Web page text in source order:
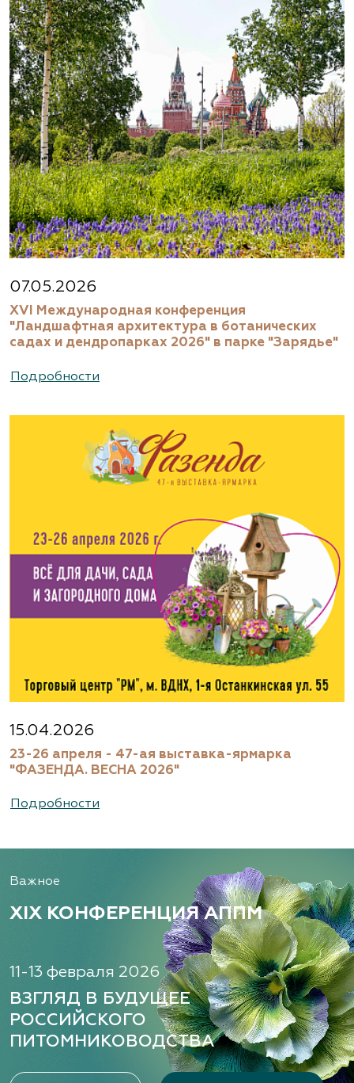
07.05.2026
XVI Международная конференция
"Ландшафтная архитектура в ботанических
садах и дендропарках 2026" в парке "Зарядье"
Подробности
15.04.2026
23-26 апреля - 47-ая выставка-ярмарка
"ФАЗЕНДА. ВЕСНА 2026"
Подробности
Важное
XIX КОНФЕРЕНЦИЯ АППМ
11-13 февраля 2026
ВЗГЛЯД В БУДУЩЕЕ
РОССИЙСКОГО
ПИТОМНИКОВОДСТВА